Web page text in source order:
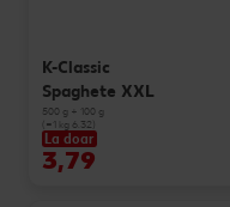
K-Classic
Spaghete XXL
500 g + 100 g
(=1 kg 6.32)
La doar
3,79